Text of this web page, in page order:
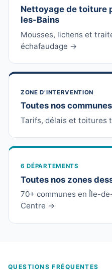
Nettoyage de toiture
les-Bains
Mousses, lichens et
échafaudage →
ZONE D’INTERVENTION
Toutes nos
Tarifs, délais et toitures
6 DÉPARTEMENTS
Toutes nos zones
70+ communes en Île-
Centre →
QUESTIONS FRÉQUENTES